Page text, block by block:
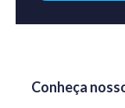
Conheça